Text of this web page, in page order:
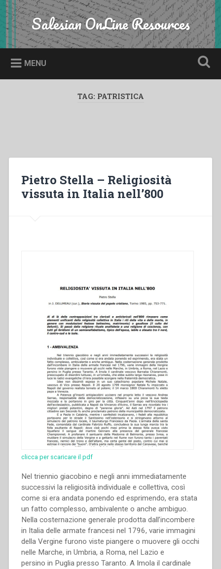
Skip
to
content
Search Salesian OnLine Resources
MENU
TAG: PATRISTICA
Pietro Stella – Religiosità
vissuta in Italia nell’800
clicca per scaricare il pdf
Nel triennio giacobino e negli anni immediatamente
successivi la religiosità individuale e collettiva, così
come si era andata ponendo ed esprimendo, era stata
un fatto complesso, ambivalente o anche ambiguo.
Nella costernazione generale prodotta dall’incombere
in Italia delle armate francesi nel 1796, varie immagini
della Vergine furono viste piangere o muovere gli occhi
nelle Marche, in Umbria, a Roma, nel Lazio e
persino in Puglia presso Taranto. A Imola il cardinale